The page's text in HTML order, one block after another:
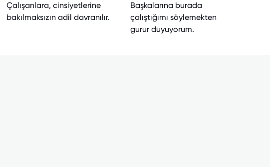
Çalışanlara, cinsiyetlerine
bakılmaksızın adil davranılır.
Başkalarına burada
çalıştığımı söylemekten
gurur duyuyorum.